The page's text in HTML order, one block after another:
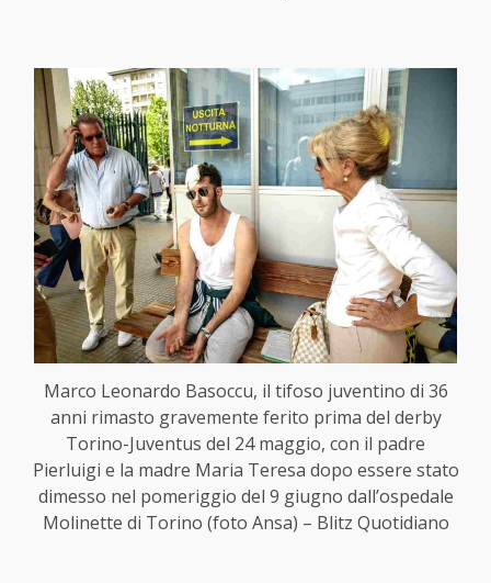
Marco Leonardo Basoccu, il tifoso juventino di 36
anni rimasto gravemente ferito prima del derby
Torino-Juventus del 24 maggio, con il padre
Pierluigi e la madre Maria Teresa dopo essere stato
dimesso nel pomeriggio del 9 giugno dall’ospedale
Molinette di Torino (foto Ansa) – Blitz Quotidiano